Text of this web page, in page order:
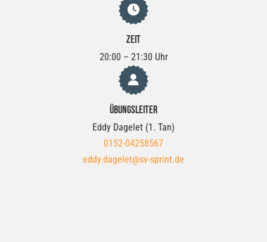
Zeit
20:00 – 21:30 Uhr
Übungsleiter
Eddy Dagelet (1. Tan)
0152-04258567
eddy.dagelet@sv-sprint.de